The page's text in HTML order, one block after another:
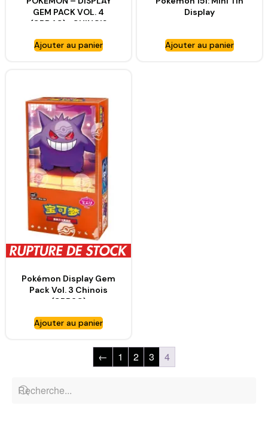
GEM PACK VOL. 4
(CBB4C)- CHINOIS
Ajouter au panier
Display
Ajouter au panier
Pokémon Display Gem
Pack Vol. 3 Chinois
(CBB3C)
Ajouter au panier
← 1 2 3 4